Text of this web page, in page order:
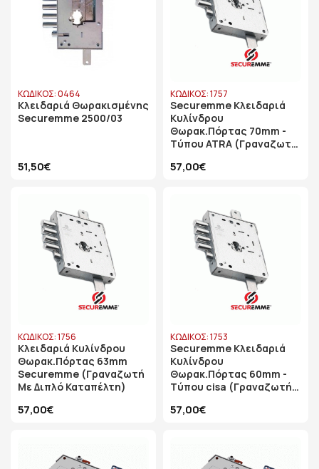
ΚΩΔΙΚΟΣ: 0464
Κλειδαριά Θωρακισμένης
Securemme 2500/03
51,50€
ΚΩΔΙΚΟΣ: 1757
Securemme Κλειδαριά
Κυλίνδρου
Θωρακ.Πόρτας 70mm -
Tύπου ATRA (Γραναζωτή
57,00€
ΚΩΔΙΚΟΣ: 1756
Κλειδαριά Κυλίνδρου
Θωρακ.Πόρτας 63mm
Securemme (Γραναζωτή
Με Διπλό Καταπέλτη)
57,00€
ΚΩΔΙΚΟΣ: 1753
Securemme Κλειδαριά
Κυλίνδρου
Θωρακ.Πόρτας 60mm -
Tύπου cisa (Γραναζωτή
57,00€